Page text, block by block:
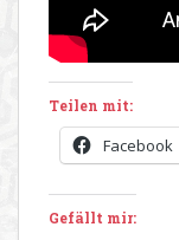
Teilen mit:
Facebook
Gefällt mir: